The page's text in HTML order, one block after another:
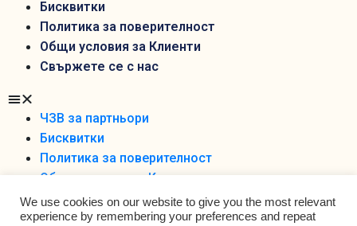
Бисквитки
Политика за поверителност
Общи условия за Клиенти
Свържете се с нас
ЧЗВ за партньори
Бисквитки
Политика за поверителност
Общи условия за Клиенти
Свържете се с нас
We use cookies on our website to give you the most relevant
experience by remembering your preferences and repeat